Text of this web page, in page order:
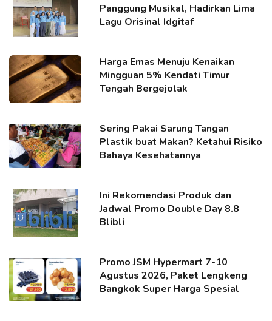
Panggung Musikal, Hadirkan Lima
Lagu Orisinal Idgitaf
Harga Emas Menuju Kenaikan
Mingguan 5% Kendati Timur
Tengah Bergejolak
Sering Pakai Sarung Tangan
Plastik buat Makan? Ketahui Risiko
Bahaya Kesehatannya
Ini Rekomendasi Produk dan
Jadwal Promo Double Day 8.8
Blibli
Promo JSM Hypermart 7-10
Agustus 2026, Paket Lengkeng
Bangkok Super Harga Spesial